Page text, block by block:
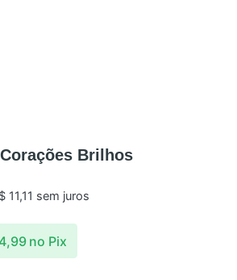
Brilhos
11,11 sem juros
no Pix